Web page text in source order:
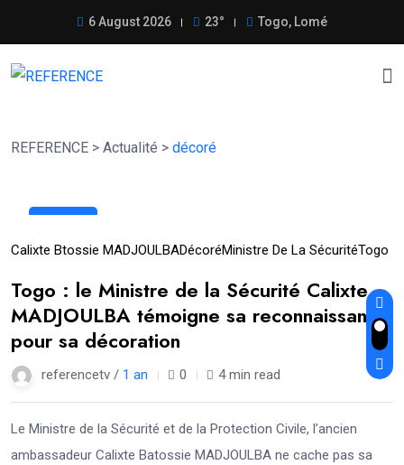
6 August 2026 23° Togo, Lomé
REFERENCE > Actualité > décoré
Mar
Calixte Btossie MADJOULBADécoréMinistre De La SécuritéTogo
Togo : le Ministre de la Sécurité Calixte
MADJOULBA témoigne sa reconnaissance
pour sa décoration
referencetv / 1 an 0 4 min read
Le Ministre de la Sécurité et de la Protection Civile, l’ancien
ambassadeur Calixte Batossie MADJOULBA ne cache pas sa